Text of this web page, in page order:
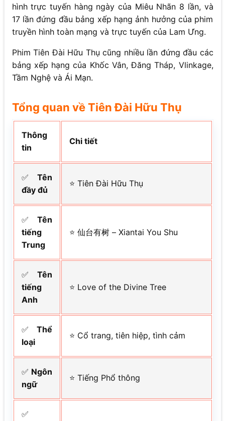
hình trực tuyến hàng ngày của Miêu Nhãn 8 lần, và
17 lần đứng đầu bảng xếp hạng ảnh hưởng của phim
truyền hình toàn mạng và trực tuyến của Lam Ưng.
Phim Tiên Đài Hữu Thụ cũng nhiều lần đứng đầu các
bảng xếp hạng của Khốc Vân, Đăng Tháp, Vlinkage,
Tầm Nghệ và Ái Mạn.
Tổng quan về Tiên Đài Hữu Thụ
Thông
tin
Chi tiết
✅ Tên
đầy đủ
⭐ Tiên Đài Hữu Thụ
✅ Tên
tiếng
Trung
⭐ 仙台有树 – Xiantai You Shu
✅ Tên
tiếng
Anh
⭐ Love of the Divine Tree
✅ Thể
loại
⭐ Cổ trang, tiên hiệp, tình cảm
✅ Ngôn
ngữ
⭐ Tiếng Phổ thông
✅